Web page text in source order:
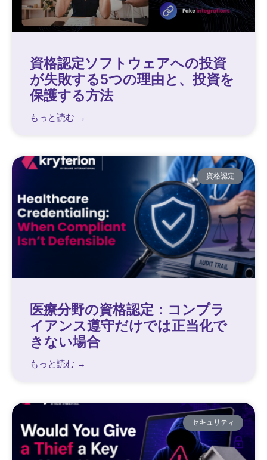
資格認定ソフトウェアへの投資
が失敗する5つの理由と、投資を
保護する方法
もっと読む →
資格認定
医療分野の資格認定：コンプラ
イアンス遵守だけでは正当化で
きない場合
もっと読む →
セキュリティ